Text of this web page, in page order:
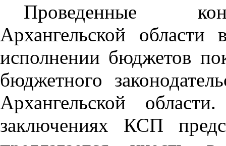
Проведенные
Архангельской
исполнении бюджетов
бюджетного
Архангельской
заключениях КСП